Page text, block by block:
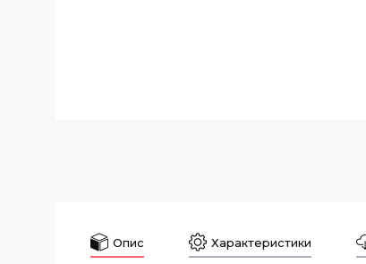
Опис Характеристики